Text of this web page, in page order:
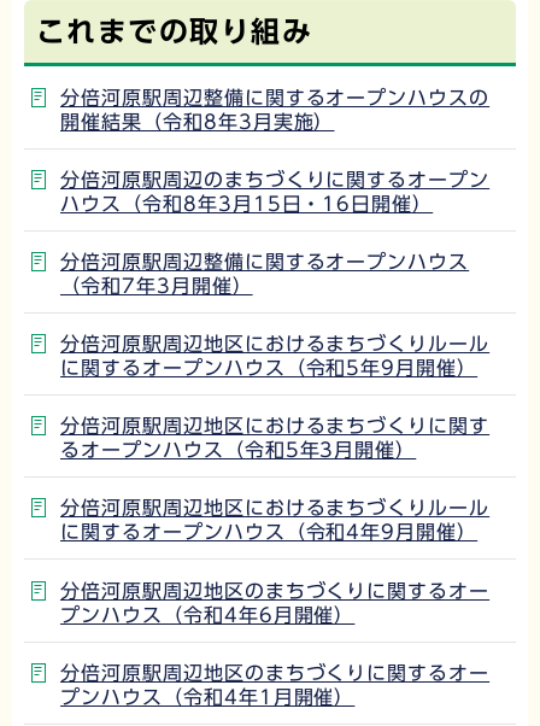
これまでの取り組み
分倍河原駅周辺整備に関するオープンハウスの
開催結果（令和8年3月実施）
分倍河原駅周辺のまちづくりに関するオープン
ハウス（令和8年3月15日・16日開催）
分倍河原駅周辺整備に関するオープンハウス
（令和7年3月開催）
分倍河原駅周辺地区におけるまちづくりルール
に関するオープンハウス（令和5年9月開催）
分倍河原駅周辺地区におけるまちづくりに関す
るオープンハウス（令和5年3月開催）
分倍河原駅周辺地区におけるまちづくりルール
に関するオープンハウス（令和4年9月開催）
分倍河原駅周辺地区のまちづくりに関するオー
プンハウス（令和4年6月開催）
分倍河原駅周辺地区のまちづくりに関するオー
プンハウス（令和4年1月開催）